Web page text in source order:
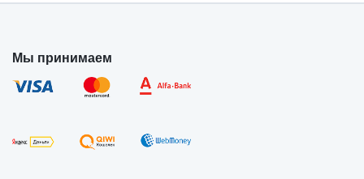
Мы принимаем